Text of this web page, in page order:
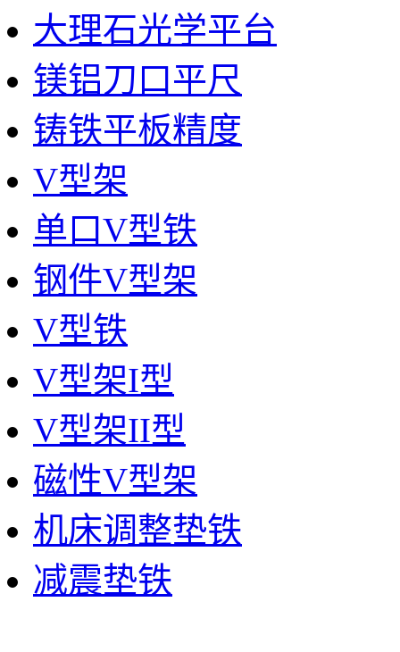
大理石光学平台
镁铝刀口平尺
铸铁平板精度
V型架
单口V型铁
钢件V型架
V型铁
V型架I型
V型架II型
磁性V型架
机床调整垫铁
减震垫铁